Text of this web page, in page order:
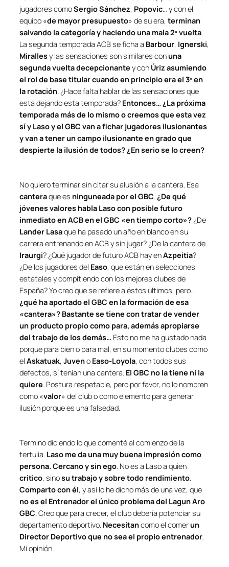
jugadores comoSergio Sánchez, Popovic… y con el
equipo «de mayor presupuesto» de su era, terminan
salvando la categoría y haciendo una mala 2ª vuelta.
La segunda temporada ACB se ficha a Barbour, Ignerski,
Mirallesy las sensaciones son similares conuna
segunda vuelta decepcionante y con Úriz asumiendo
el rol de base titular cuando en principio era el 3º en
la rotación. ¿Hace falta hablar de las sensaciones que
está dejando esta temporada? Entonces… ¿La próxima
temporada más de lo mismo o creemos que esta vez
sí y Laso y el GBC van a fichar jugadores ilusionantes
y van a tener un campo ilusionante en grado que
despierte la ilusión de todos? ¿En serio se lo creen?
No quiero terminar sin citar su alusión a la cantera. Esa
canteraque es ninguneada por el GBC.¿De qué
jóvenes valores habla Laso con posible futuro
inmediato en ACB en el GBC «en tiempo corto»?¿De
Lander Lasaque ha pasado un año en blanco en su
carrera entrenando en ACB y sin jugar? ¿De la cantera de
Iraurgi? ¿Qué jugador de futuro ACB hay enAzpeitia?
¿De los jugadores del Easo, que están en selecciones
estatales y compitiendo con los mejores clubes de
España? Yo creo que se refiere a éstos últimos, pero…
¿qué ha aportado el GBC en la formación de esa
«cantera»? Bastante se tiene con tratar de vender
un producto propio como para, además apropiarse
del trabajo de los demás… Esto no me ha gustado nada
porque para bien o para mal, en su momento clubes como
el Askatuak, Juveno Easo-Loyola, con todos sus
defectos, sí tenían una cantera. El GBC no la tiene ni la
quiere. Postura respetable, pero por favor, no lo nombren
como «valor» del club o como elemento para generar
ilusión porque es una falsedad.
Termino diciendo lo que comenté al comienzo de la
tertulia. Laso me da una muy buena impresión como
persona. Cercano y sin ego. No es a Laso a quien
critico, sinosu trabajo y sobre todo rendimiento.
Comparto con él, y así lo he dicho más de una vez, que
no es el Entrenador el único problema del Lagun Aro
GBC. Creo que para crecer, el club debería potenciar su
departamento deportivo. Necesitancomo el comerun
Director Deportivo que no sea el propio entrenador.
Mi opinión.